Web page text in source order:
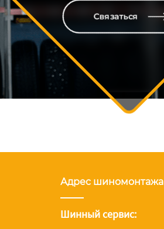
Связаться
Адрес шиномонтажа
Шинный сервис: